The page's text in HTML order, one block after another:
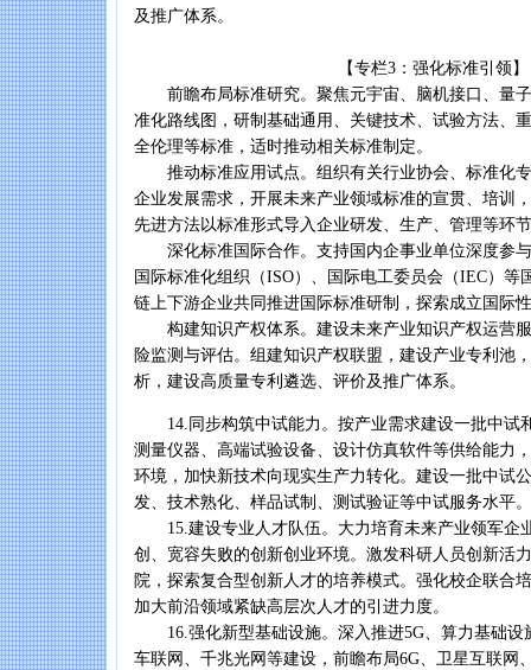
及推广体系。
【专栏3：强化标准引领】
前瞻布局标准研究。聚焦元宇宙、脑机接口、量子
准化路线图，研制基础通用、关键技术、试验方法、
全伦理等标准，适时推动相关标准制定。
推动标准应用试点。组织有关行业协会、标准化专
企业发展需求，开展未来产业领域标准的宣贯、培训
先进方法以标准形式导入企业研发、生产、管理等环
深化标准国际合作。支持国内企事业单位深度参
国际标准化组织（ISO）、国际电工委员会（IEC）等
链上下游企业共同推进国际标准研制，探索成立国际
构建知识产权体系。建设未来产业知识产权运营服
险监测与评估。组建知识产权联盟，建设产业专利池
析，建设高质量专利遴选、评价及推广体系。
14.同步构筑中试能力。按产业需求建设一批中试
测量仪器、高端试验设备、设计仿真软件等供给能力
环境，加快新技术向现实生产力转化。建设一批中试
发、技术熟化、样品试制、测试验证等中试服务水平。
15.建设专业人才队伍。大力培育未来产业领军企
创、宽容失败的创新创业环境。激发科研人员创新活
院，探索复合型创新人才的培养模式。强化校企联合
加大前沿领域紧缺高层次人才的引进力度。
16.强化新型基础设施。深入推进5G、算力基础设
车联网、千兆光网等建设，前瞻布局6G、卫星互联网